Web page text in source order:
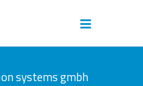
systems gmbh